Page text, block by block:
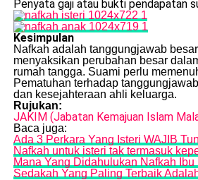
Penyata gaji atau bukti pendapatan
Kesimpulan
Nafkah adalah tanggungjawab
menyaksikan perubahan besar
rumah tangga. Suami perlu
Pematuhan terhadap
dan kesejahteraan ahli keluarga.
Rujukan:
JAKIM (Jabatan Kemajuan Islam
Baca juga:
Ada 3 Perkara Yang Isteri WAJIB
Nafkah untuk isteri tak termasuk
Mana Yang Didahulukan Nafkah Ibu
Sedakah Yang Paling Terbaik